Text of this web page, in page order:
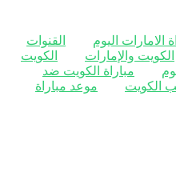
الامارات اليوم
القنوات
الكويت والإمارات
الكويت
مباراة الكويت ضد
الكويت
موعد مباراة